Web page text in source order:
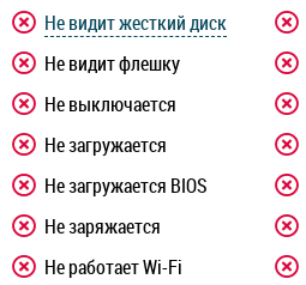
Не видит жесткий диск
Не видит флешку
Не выключается
Не загружается
Не загружается BIOS
Не заряжается
Не работает Wi-Fi